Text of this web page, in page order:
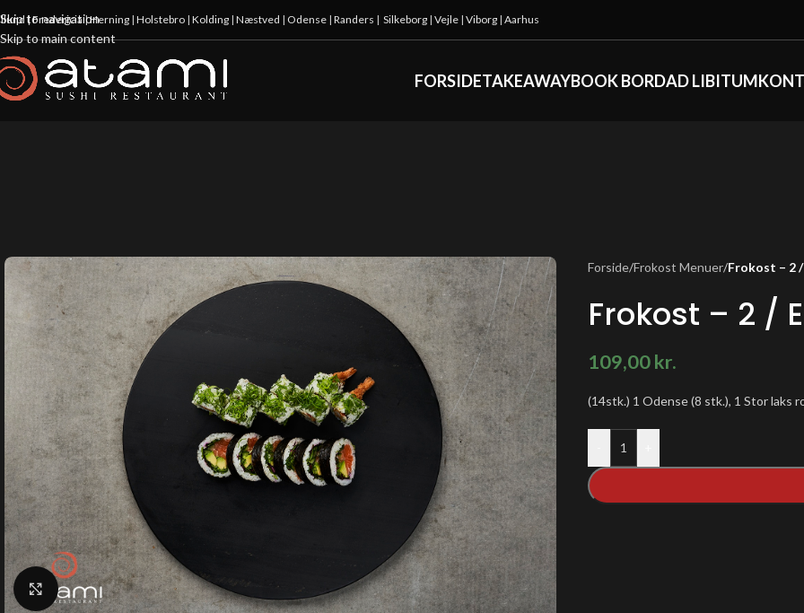
Skip to navigation
Skip to main content
|Fredericia|Herning | Holstebro | Kolding | Næstved | Odense | Randers | Silkeborg | Vejle | Viborg | Aarhus
FORSIDETAKEAWAYBOOK BORDAD LIBITUM
Klik for at forstørre
Forside/Frokost Menuer/Frokost – 2
Frokost – 2 /
109,00kr.
(14stk.) 1 Odense (8 stk.), 1 Stor laks